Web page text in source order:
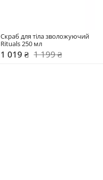
Скраб для тіла зволожуючий
Rituals 250 мл
1 019 ₴ 1 199 ₴